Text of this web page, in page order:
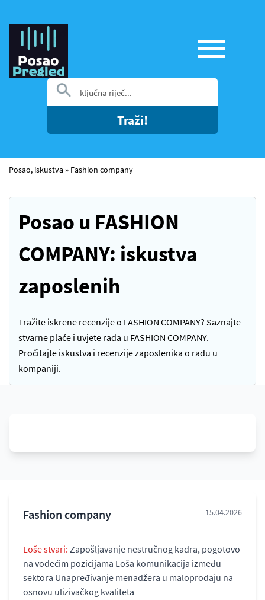
Traži!
Posao, iskustva » Fashion company
Posao u FASHION
COMPANY: iskustva
zaposlenih
Tražite iskrene recenzije o FASHION COMPANY? Saznajte
stvarne plaće i uvjete rada u FASHION COMPANY.
Pročitajte iskustva i recenzije zaposlenika o radu u
kompaniji.
Fashion company 15.04.2026
Loše stvari: Zapošljavanje nestručnog kadra, pogotovo
na vodećim pozicijama Loša komunikacija između
sektora Unapređivanje menadžera u maloprodaju na
osnovu ulizivačkog kvaliteta